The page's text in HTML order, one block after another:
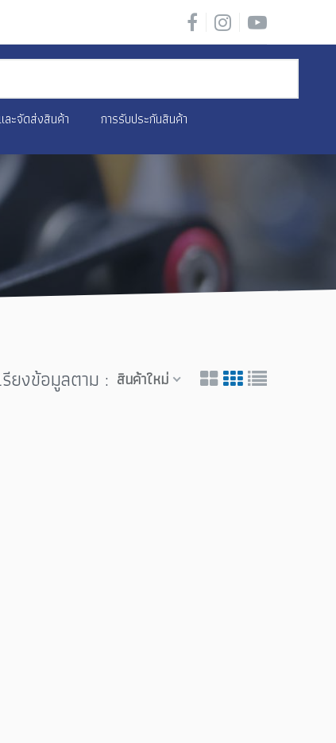
ละจัดส่งสินค้า การรับประกันสินค้า
รียงข้อมูลตาม : สินค้าใหม่